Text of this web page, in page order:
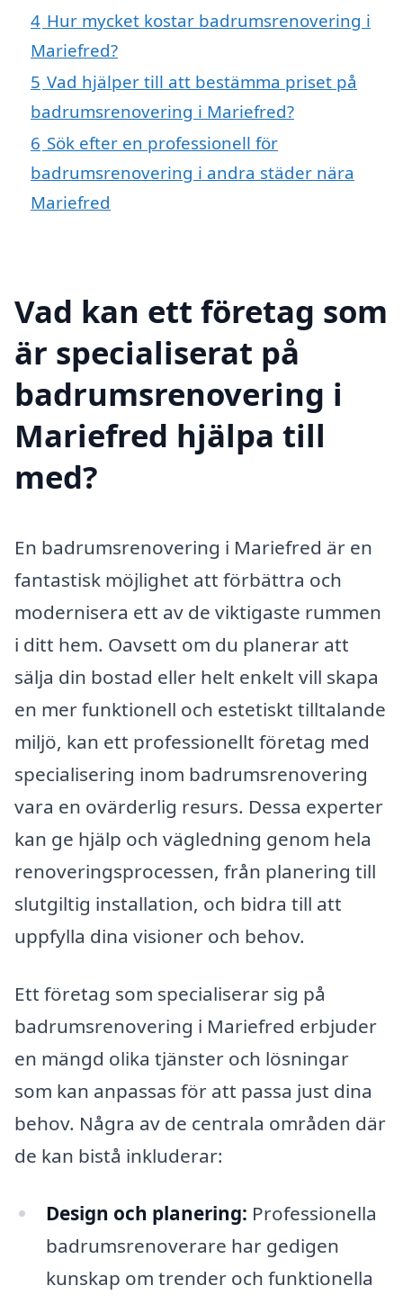
4 Hur mycket kostar badrumsrenovering i
Mariefred?
5 Vad hjälper till att bestämma priset på
badrumsrenovering i Mariefred?
6 Sök efter en professionell för
badrumsrenovering i andra städer nära
Mariefred
Vad kan ett företag som
är specialiserat på
badrumsrenovering i
Mariefred hjälpa till
med?
En badrumsrenovering i Mariefred är en
fantastisk möjlighet att förbättra och
modernisera ett av de viktigaste rummen
i ditt hem. Oavsett om du planerar att
sälja din bostad eller helt enkelt vill skapa
en mer funktionell och estetiskt tilltalande
miljö, kan ett professionellt företag med
specialisering inom badrumsrenovering
vara en ovärderlig resurs. Dessa experter
kan ge hjälp och vägledning genom hela
renoveringsprocessen, från planering till
slutgiltig installation, och bidra till att
uppfylla dina visioner och behov.
Ett företag som specialiserar sig på
badrumsrenovering i Mariefred erbjuder
en mängd olika tjänster och lösningar
som kan anpassas för att passa just dina
behov. Några av de centrala områden där
de kan bistå inkluderar:
Design och planering: Professionella
badrumsrenoverare har gedigen
kunskap om trender och funktionella